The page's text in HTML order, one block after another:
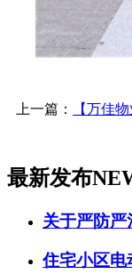
上一篇： 【万佳
最新发布
关于严防严
住宅小区电